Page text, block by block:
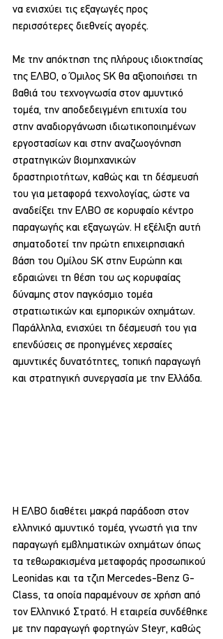
να ενισχύει τις εξαγωγές προς
περισσότερες διεθνείς αγορές.
Με την απόκτηση της πλήρους ιδιοκτησίας
της ΕΛΒΟ, ο Όμιλος SK θα αξιοποιήσει τη
βαθιά του τεχνογνωσία στον αμυντικό
τομέα, την αποδεδειγμένη επιτυχία του
στην αναδιοργάνωση ιδιωτικοποιημένων
εργοστασίων και στην αναζωογόνηση
στρατηγικών βιομηχανικών
δραστηριοτήτων, καθώς και τη δέσμευσή
του για μεταφορά τεχνολογίας, ώστε να
αναδείξει την ΕΛΒΟ σε κορυφαίο κέντρο
παραγωγής και εξαγωγών. Η εξέλιξη αυτή
σηματοδοτεί την πρώτη επιχειρησιακή
βάση του Ομίλου SK στην Ευρώπη και
εδραιώνει τη θέση του ως κορυφαίας
δύναμης στον παγκόσμιο τομέα
στρατιωτικών και εμπορικών οχημάτων.
Παράλληλα, ενισχύει τη δέσμευσή του για
επενδύσεις σε προηγμένες χερσαίες
αμυντικές δυνατότητες, τοπική παραγωγή
και στρατηγική συνεργασία με την Ελλάδα.
Η ΕΛΒΟ διαθέτει μακρά παράδοση στον
ελληνικό αμυντικό τομέα, γνωστή για την
παραγωγή εμβληματικών οχημάτων όπως
τα τεθωρακισμένα μεταφοράς προσωπικού
Leonidas και τα τζιπ Mercedes-Benz G-
Class, τα οποία παραμένουν σε χρήση από
τον Ελληνικό Στρατό. Η εταιρεία συνδέθηκε
με την παραγωγή φορτηγών Steyr, καθώς